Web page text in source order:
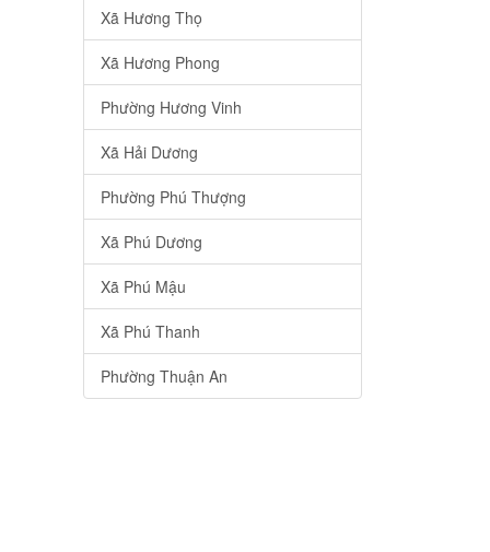
Xã Hương Thọ
Xã Hương Phong
Phường Hương Vinh
Xã Hải Dương
Phường Phú Thượng
Xã Phú Dương
Xã Phú Mậu
Xã Phú Thanh
Phường Thuận An